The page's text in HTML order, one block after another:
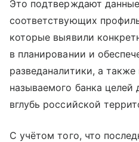
Это подтверждают
соответствующих
которые выявили
в планировании и
разведаналитики, а
называемого банка целей
вглубь российской
С учётом того, что